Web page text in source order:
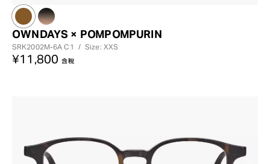
OWNDAYS × POMPOMPURIN
SRK2002M-6AC1 / Size: XXS
¥11,800 含稅